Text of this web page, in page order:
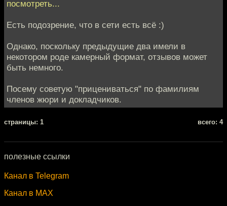
посмотреть...
Есть подозрение, что в сети есть всё :)
Однако, поскольку предыдущие два имели в
некотором роде камерный формат, отзывов может
быть немного.
Посему советую "прицениваться" по фамилиям
членов жюри и докладчиков.
cтраницы: 1 всего: 4
полезные ссылки
Канал в Telegram
Канал в MAX